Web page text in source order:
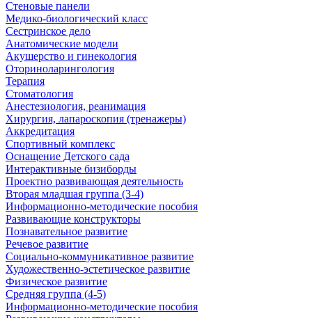
Стеновые панели
Медико-биологический класс
Сестринское дело
Анатомические модели
Акушерство и гинекология
Оториноларингология
Терапия
Стоматология
Анестезиология, реанимация
Хирургия, лапароскопия (тренажеры)
Аккредитация
Спортивный комплекс
Оснащение Детского сада
Интерактивные бизиборды
Проектно развивающая деятельность
Вторая младшая группа (3-4)
Информационно-методические пособия
Развивающие конструкторы
Познавательное развитие
Речевое развитие
Социально-коммуникативное развитие
Художественно-эстетическое развитие
Физическое развитие
Средняя группа (4-5)
Информационно-методические пособия